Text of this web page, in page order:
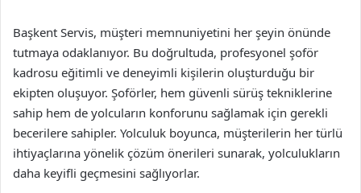
Başkent Servis, müşteri memnuniyetini her şeyin önünde
tutmaya odaklanıyor. Bu doğrultuda, profesyonel şoför
kadrosu eğitimli ve deneyimli kişilerin oluşturduğu bir
ekipten oluşuyor. Şoförler, hem güvenli sürüş tekniklerine
sahip hem de yolcuların konforunu sağlamak için gerekli
becerilere sahipler. Yolculuk boyunca, müşterilerin her türlü
ihtiyaçlarına yönelik çözüm önerileri sunarak, yolculukların
daha keyifli geçmesini sağlıyorlar.